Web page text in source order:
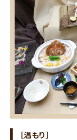
［温もり］